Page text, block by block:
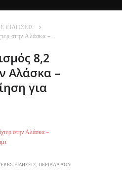
ΕΙΔΗΣΕΙΣ
στην Αλάσκα –...
8,2
Αλάσκα –
για
ΕΙΔΗΣΕΙΣ, ΠΕΡΙΒΑΛΛΟΝ